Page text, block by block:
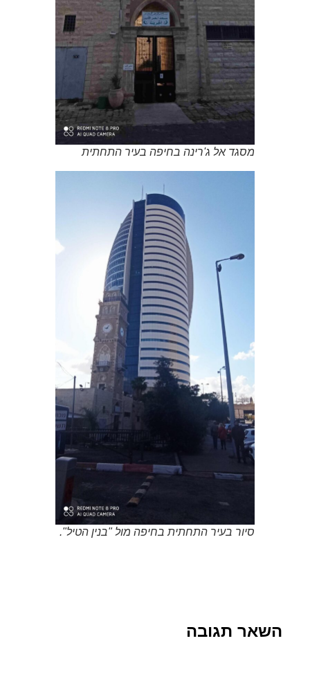
מסגד אל ג'רינה בחיפה בעיר התחתית
סיור בעיר התחתית בחיפה מול "בנין הטיל".
השאר תגובה